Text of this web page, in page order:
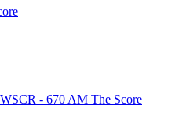
WSCR - 670 AM The Score